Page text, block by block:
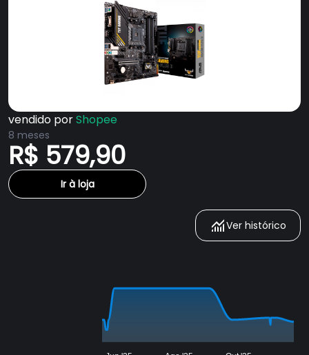
vendido porShopee
8 meses
R$ 579,90
Ir à loja
Ver histórico